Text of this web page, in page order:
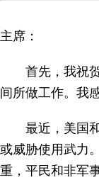
主席：
首先，我祝
间所做工作。我
最近，美国
或威胁使用武力
重，平民和非军